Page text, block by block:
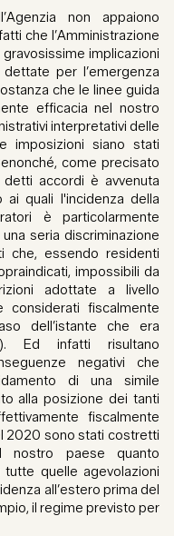
non appaiono
che l’Amministrazione
implicazioni
per l’emergenza
che le linee guida
efficacia nel nostro
interpretativi delle
imposizioni siano stati
come precisato
accordi è avvenuta
quali l'incidenza della
è particolarmente
seria discriminazione
essendo residenti
impossibili da
adottate a livello
considerati fiscalmente
dell’istante che era
Ed infatti risultano
negativi che
di una simile
alla posizione dei tanti
fiscalmente
2020 sono stati costretti
nostro paese quanto
quelle agevolazioni
all’estero prima del
il regime previsto per